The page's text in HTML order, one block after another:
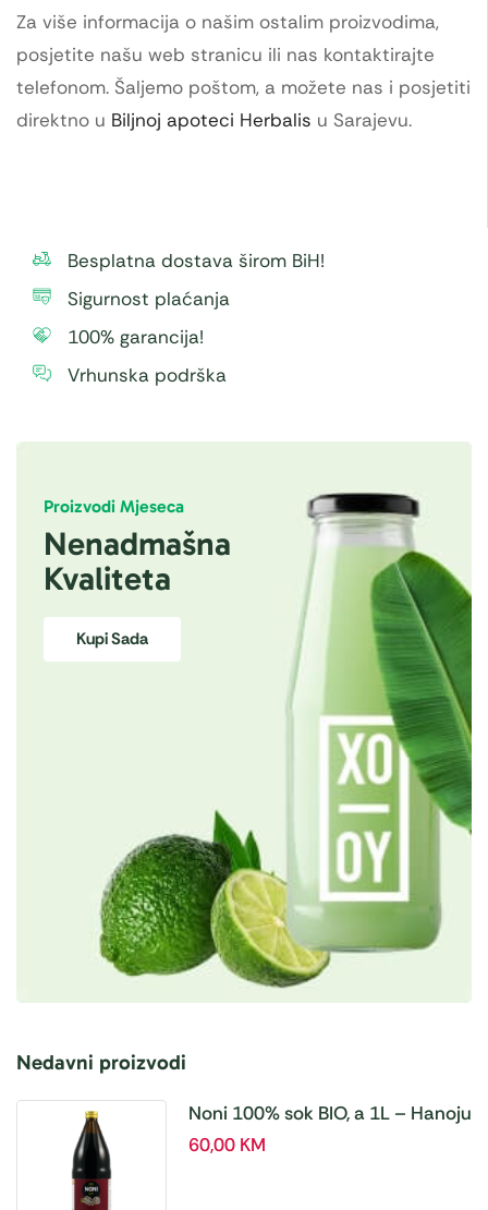
Za više informacija o našim ostalim proizvodima,
posjetite našu web stranicu ili nas kontaktirajte
telefonom. Šaljemo poštom, a možete nas i posjetiti
direktno u Biljnoj apoteci Herbalis u Sarajevu.
Besplatna dostava širom BiH!
Sigurnost plaćanja
100% garancija!
Vrhunska podrška
Proizvodi Mjeseca
Nenadmašna
Kvaliteta
Kupi Sada
Nedavni proizvodi
Noni 100% sok BIO, a 1L – Hanoju
60,00 KM